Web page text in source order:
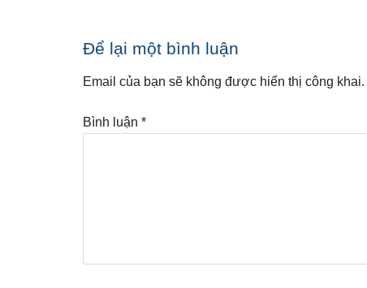
Reader
Interactions
Để lại một bình luận
Email của bạn sẽ không được hiển thị công khai.
Bình luận *